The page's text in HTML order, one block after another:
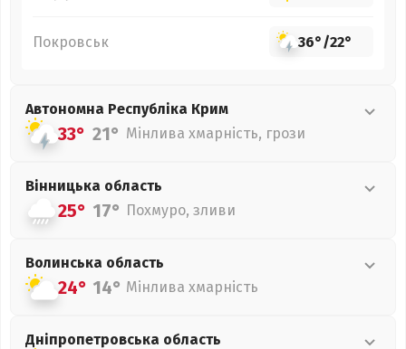
Покровськ 36°/22°
Автономна Республіка Крим
33° 21° Мінлива хмарність, грози
Вінницька область
25° 17° Похмуро, зливи
Волинська область
24° 14° Мінлива хмарність
Дніпропетровська область